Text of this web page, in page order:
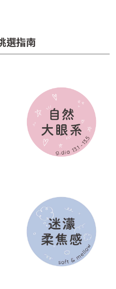
選指南